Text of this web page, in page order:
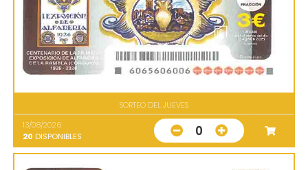
SORTEO DEL JUEVES
13/08/2026
20 DISPONIBLES 0